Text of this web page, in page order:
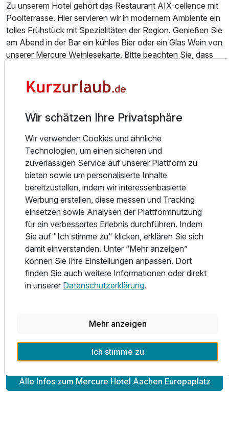
Zu unserem Hotel gehört das Restaurant AIX-cellence mit
Poolterrasse. Hier servieren wir in modernem Ambiente ein
tolles Frühstück mit Spezialitäten der Region. Genießen Sie
am Abend in der Bar ein kühles Bier oder ein Glas Wein von
unserer Mercure Weinlesekarte. Bitte beachten Sie, dass
geschlossen ist.
eine Bettensteuer fällig. Diese beträgt für jede volljährige
In den sieben Konferenzräumen des Mercure Hotel
Aachen Europaplatz haben Sie die Möglichkeit,
Veranstaltungen mit bis zu 250 Teilnehmern
durchzuführen. Dafür stehen Ihnen modernste
Kommunikationstechnik und ein kompetentes Bankettteam
zur Verfügung. Planen Sie mit uns erfolgreiche Events, die
wir mit Kreativität und Individualität perfekt organisieren.
Das garantiert unser einmaliges T.E.A.M.-Konzept. Alle
Räume sind klimatisiert und verfügen über einen WLAN-
Zugang sowie Tageslicht.
Alle Infos zum Mercure Hotel Aachen Europaplatz
Wir schätzen Ihre Privatsphäre
Wir verwenden Cookies und ähnliche
Technologien, um einen sicheren und
zuverlässigen Service auf unserer Plattform zu
bieten sowie um personalisierte Inhalte
bereitzustellen, indem wir interessenbasierte
Werbung erstellen, diese messen und Tracking
einsetzen sowie Analysen der Plattformnutzung
für ein verbessertes Erlebnis durchführen. Indem
Sie auf "Ich stimme zu" klicken, erklären Sie sich
damit einverstanden. Unter “Mehr anzeigen”
können Sie Ihre Einstellungen anpassen. Dort
finden Sie auch weitere Informationen oder direkt
in unserer Datenschutzerklärung.
Mehr anzeigen
Ich stimme zu